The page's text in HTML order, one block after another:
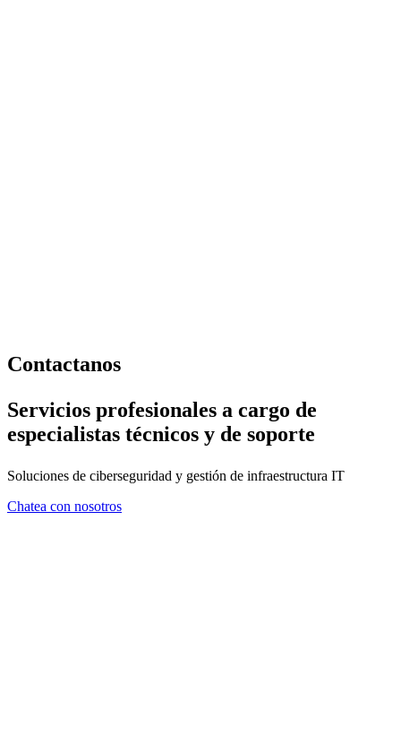
Contactanos
Servicios profesionales a cargo de
especialistas técnicos y de soporte
Soluciones de ciberseguridad y gestión de infraestructura IT
Chatea con nosotros